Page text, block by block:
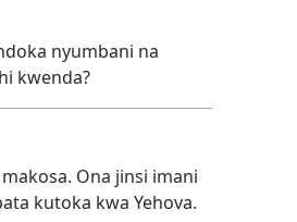
nyumbani na
kwenda?
Ona jinsi imani
kutoka kwa Yehova.